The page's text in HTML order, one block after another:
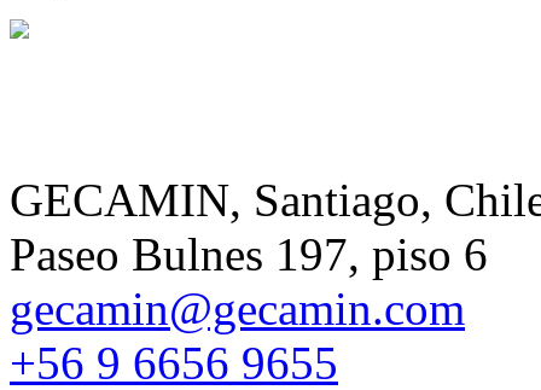
GECAMIN, Santiago,
Paseo Bulnes 197, piso 6
gecamin@gecamin.com
+56 9 6656 9655